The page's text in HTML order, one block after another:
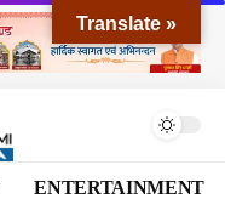
ENTERTAINMENT
Translate »